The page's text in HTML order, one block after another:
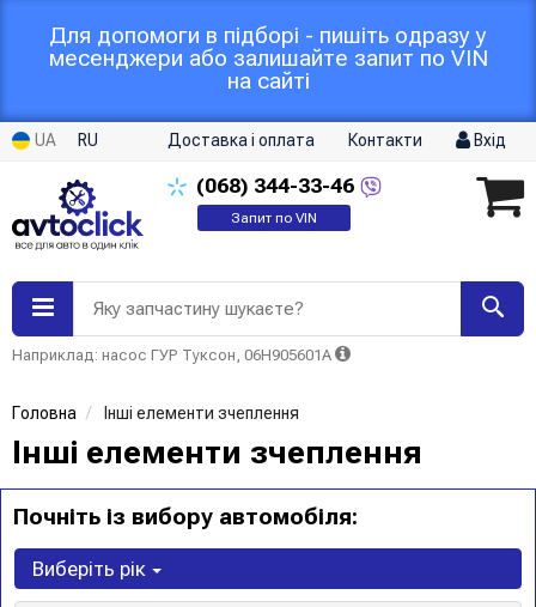
Для допомоги в підборі - пишіть одразу у
месенджери або залишайте запит по VIN
на сайті
UA RU Доставка і оплата Контакти Вхід
(068) 344-33-46
Запит по VIN
Яку запчастину шукаєте?
Наприклад: насос ГУР Туксон, 06H905601A
Головна Інші елементи зчеплення
Інші елементи зчеплення
Почніть із вибору автомобіля:
Виберіть рік